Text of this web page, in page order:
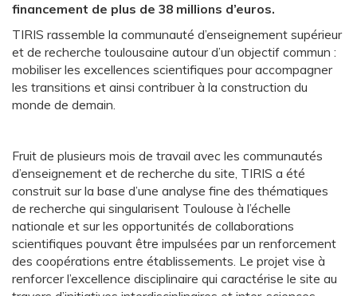
financement de plus de 38 millions d’euros.
TIRIS rassemble la communauté d’enseignement supérieur
et de recherche toulousaine autour d’un objectif commun :
mobiliser les excellences scientifiques pour accompagner
les transitions et ainsi contribuer à la construction du
monde de demain.
Fruit de plusieurs mois de travail avec les communautés
d’enseignement et de recherche du site, TIRIS a été
construit sur la base d’une analyse fine des thématiques
de recherche qui singularisent Toulouse à l’échelle
nationale et sur les opportunités de collaborations
scientifiques pouvant être impulsées par un renforcement
des coopérations entre établissements. Le projet vise à
renforcer l’excellence disciplinaire qui caractérise le site au